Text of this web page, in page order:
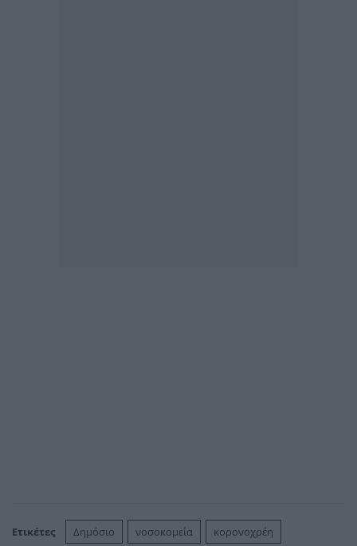
Ετικέτες Δημόσιο νοσοκομεία
κορονοχρέη